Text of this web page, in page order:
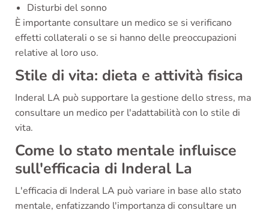
Disturbi del sonno
È importante consultare un medico se si verificano
effetti collaterali o se si hanno delle preoccupazioni
relative al loro uso.
Stile di vita: dieta e attività fisica
Inderal LA può supportare la gestione dello stress, ma
consultare un medico per l'adattabilità con lo stile di
vita.
Come lo stato mentale influisce
sull'efficacia di Inderal La
L'efficacia di Inderal LA può variare in base allo stato
mentale, enfatizzando l'importanza di consultare un